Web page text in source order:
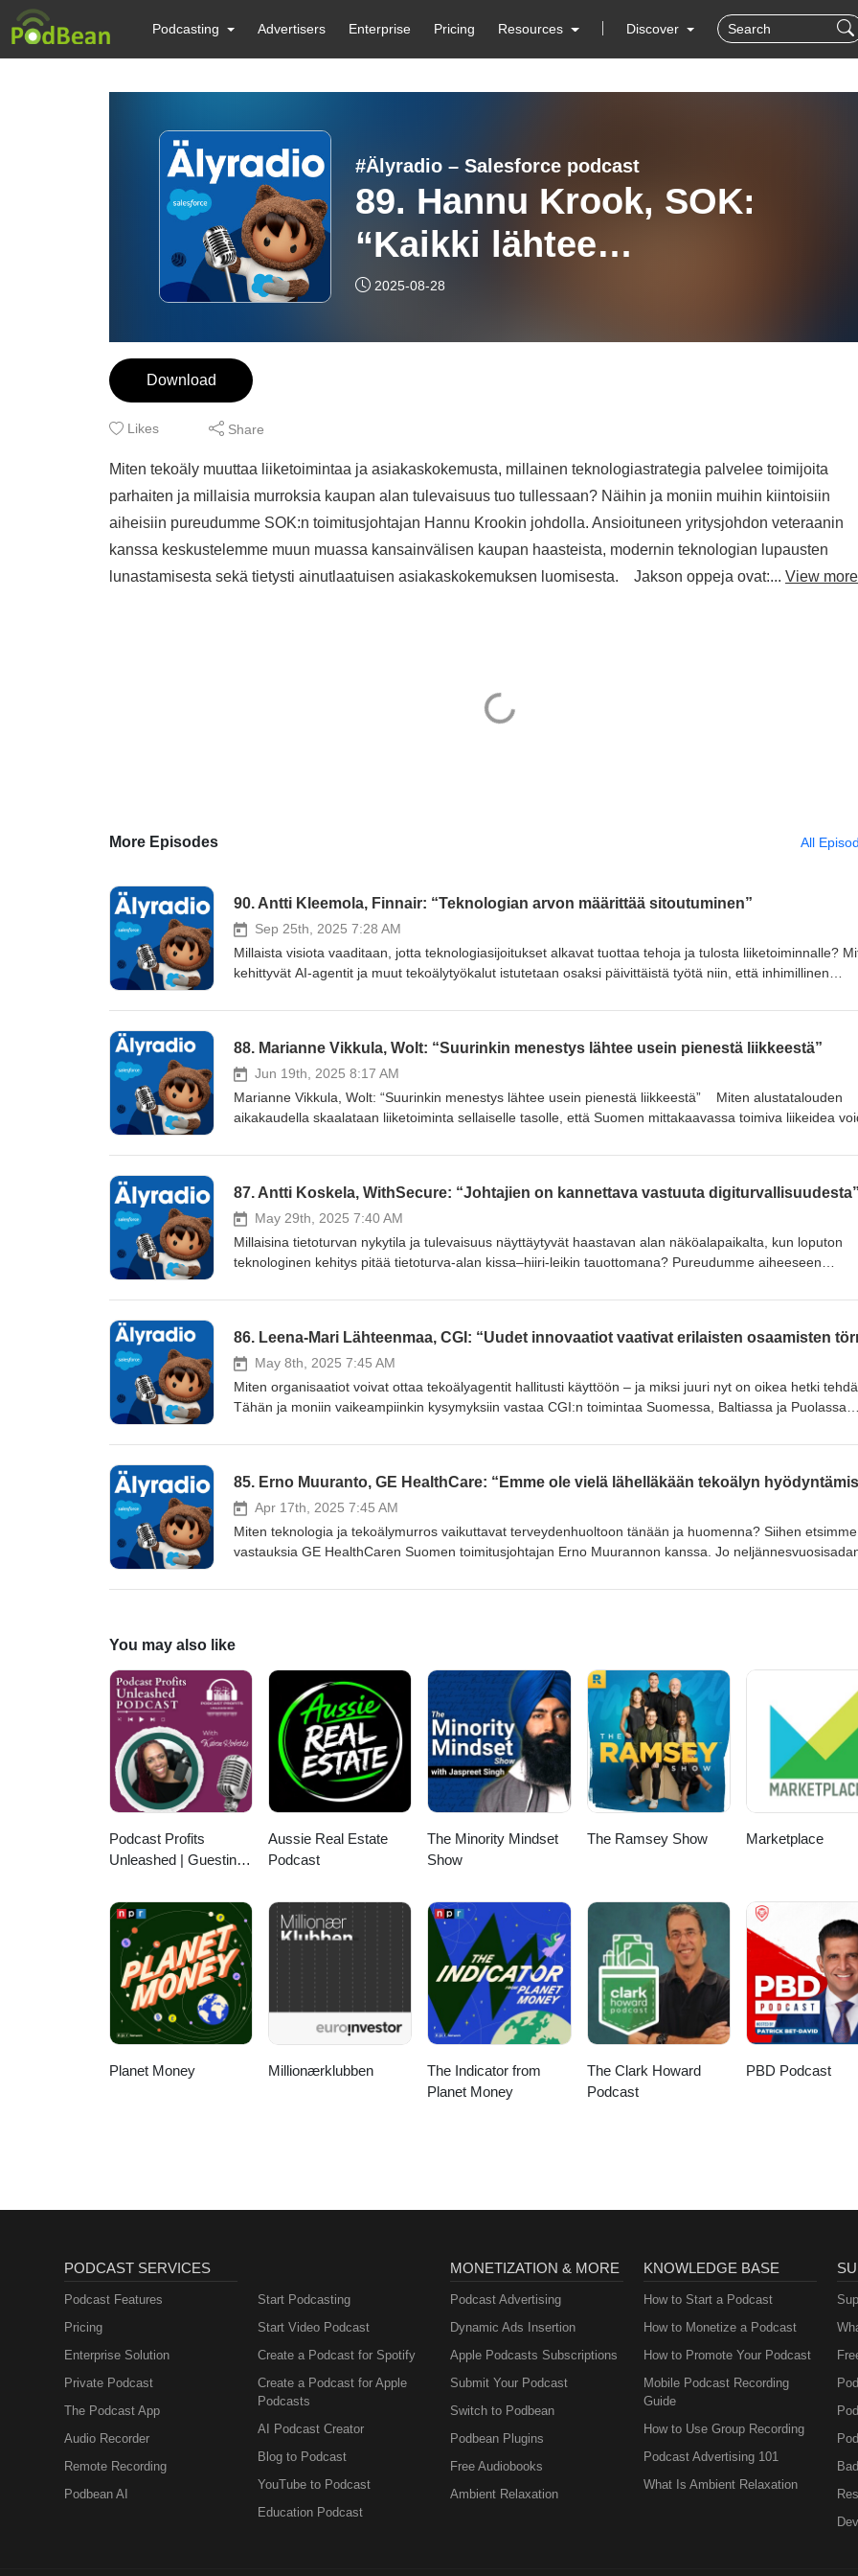
Podcasting Advertisers Enterprise Pricing Resources Discover
#Älyradio – Salesforce podcast
89. Hannu Krook, SOK:
“Kaikki lähtee
asiakasymmärryksestä”
2025-08-28
Download
Likes Share
Miten tekoäly muuttaa liiketoimintaa ja asiakaskokemusta, millainen teknologiastrategia palvelee toimijoita
parhaiten ja millaisia murroksia kaupan alan tulevaisuus tuo tullessaan? Näihin ja moniin muihin kiintoisiin
aiheisiin pureudumme SOK:n toimitusjohtajan Hannu Krookin johdolla. Ansioituneen yritysjohdon veteraanin
kanssa keskustelemme muun muassa kansainvälisen kaupan haasteista, modernin teknologian lupausten
lunastamisesta sekä tietysti ainutlaatuisen asiakaskokemuksen luomisesta. Jakson oppeja ovat:... View more
More Episodes All
90. Antti Kleemola, Finnair: “Teknologian arvon määrittää sitoutuminen”
Sep 25th, 2025 7:28 AM
Millaista visiota vaaditaan, jotta teknologiasijoitukset alkavat tuottaa tehoja ja tulosta liiketoiminnalle?
kehittyvät AI-agentit ja muut tekoälytyökalut istutetaan osaksi päivittäistä työtä niin, että inhimillinen
tilanteen monimutkaistuessa? Näihin ja moniin muihin kutkuttaviin aiheisiin pureudumme Finnairin
syventää ilmailualan päivittäistä toimintaa Miten tekoälytyökalut otetaan käyttöön niin, että inhimillinen
kosketus säilyy Millaisia rooleja kehittyvä teknologia näyttelee lentoliikenteen tulevaisuudessa
88. Marianne Vikkula, Wolt: “Suurinkin menestys lähtee usein pienestä liikkeestä”
Jun 19th, 2025 8:17 AM
Marianne Vikkula, Wolt: “Suurinkin menestys lähtee usein pienestä liikkeestä” Miten alustatalouden
aikakaudella skaalataan liiketoiminta sellaiselle tasolle, että Suomen mittakaavassa toimiva liikeidea
kirittäjänä? Näihin ja moniin muihin kutkuttaviin aiheisiin pureudumme Woltin operatiivisen johtajan
suomalaisen menestystarinan näköalapaikalta kertyneistä opeista ja kokemuksista. Jakson oppeja
Miten skaalataan suomalainen yritys globaalin mittakaavaan maa kerrallaan Miten tekoäly ja automatiikka
vaikuttavat alustatalouden nykytilaan ja tulevaisuuteen Minkälaiset teknologian, toiminnan ja yrityskulttuurin
osatekijät kirittävät Woltin kasvua
87. Antti Koskela, WithSecure: “Johtajien on kannettava vastuuta digiturvallisuudesta”
May 29th, 2025 7:40 AM
Millaisina tietoturvan nykytila ja tulevaisuus näyttäytyvät haastavan alan näköalapaikalta, kun loputon
teknologinen kehitys pitää tietoturva-alan kissa–hiiri-leikin tauottomana? Pureudumme aiheeseen
strategisesta johtamisesta ja tuottavuuden kasvattamisesta rikastaa ansioituneen toimitusjohtajan
nykytila näyttää eurooppalaisesta perspektiivistä Millaista ammattimaisten kyberrikollisten toiminta on tänä
päivänä Miten teknologiaa koskeva lainsäädäntö, kehittyvät tekoälytyökalut ja pilvipalvelujen yleistyminen
vaikuttavat tietoturvaan
May 8th, 2025 7:45 AM
Miten organisaatiot voivat ottaa tekoälyagentit hallitusti käyttöön – ja miksi juuri nyt on oikea hetki
Tähän ja moniin vaikeampiinkin kysymyksiin vastaa CGI:n toimintaa Suomessa, Baltiassa ja Puolassa
Työeläkeyhtiö Elossa ja EK:ssa. Jakson oppeja ovat: Miten tunnistaa AI-hankkeet, joilla on aidosti
toisiaan Miten AI voi luoda kokonaan uusia tuotteita ja palvelumalleja eri toimialoilla
Apr 17th, 2025 7:45 AM
Miten teknologia ja tekoälymurros vaikuttavat terveydenhuoltoon tänään ja huomenna? Siihen etsimme
vastauksia GE HealthCaren Suomen toimitusjohtajan Erno Muurannon kanssa. Jo
kiehtovalla tavalla sitä, kuinka tällä haastavalla ja tarkasti säännellyllä toimialalla hyödynnetään uusinta
teknologia mahdollistaa pitemmän ja paremman elämän ihmisille ----more----
You may also like
Podcast Profits
Unleashed | Guesting,
Acquisition
Aussie Real Estate
Podcast
The Minority Mindset
Show
The Ramsey Show Marketplace
Planet Money Millionærklubben
The Indicator from
Planet Money
The Clark Howard
Podcast
PBD Podcast
PODCAST SERVICES
Podcast Features
Pricing
Enterprise Solution
Private Podcast
The Podcast App
Audio Recorder
Remote Recording
Podbean AI
Start Podcasting
Start Video Podcast
Create a Podcast for Spotify
Create a Podcast for Apple
Podcasts
AI Podcast Creator
Blog to Podcast
YouTube to Podcast
Education Podcast
MONETIZATION & MORE
Podcast Advertising
Dynamic Ads Insertion
Apple Podcasts Subscriptions
Submit Your Podcast
Switch to Podbean
Podbean Plugins
Free Audiobooks
Ambient Relaxation
KNOWLEDGE BASE
How to Start a Podcast
How to Monetize a Podcast
How to Promote Your Podcast
Mobile Podcast Recording
Guide
How to Use Group Recording
Podcast Advertising 101
What Is Ambient Relaxation